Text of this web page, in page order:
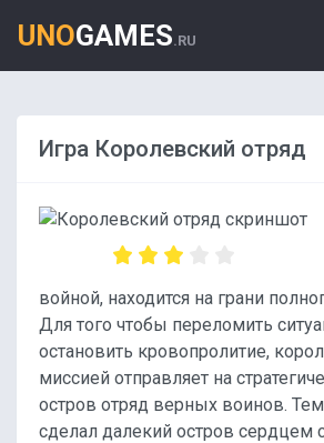
UNOGAMES.RU
Игра Королевский отряд
войной, находится на грани
Для того чтобы переломить
остановить кровопролитие,
миссией отправляет на
остров отряд верных воинов.
сделал далекий остров сердцем